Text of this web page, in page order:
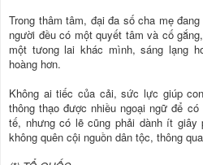
Trong thâm tâm, đại đa số cha mẹ
người đều có một quyết tâm và cố
một tưong lai khác mình, sáng lạng
hoàng hơn.
Không ai tiếc của cải, sức lực giúp
thông thạo được nhiều ngoại ngữ để
tế, nhưng có lẽ cũng phải dành ít giây
không quên cội nguồn dân tộc, thông